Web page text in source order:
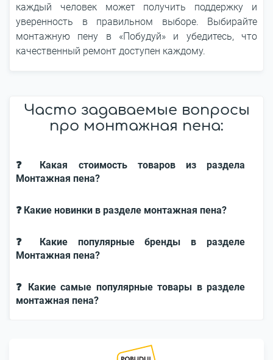
каждый человек может получить поддержку и
уверенность в правильном выборе. Выбирайте
монтажную пену в «Побудуй» и убедитесь, что
качественный ремонт доступен каждому.
Часто задаваемые вопросы
про монтажная пена:
❓ Какая стоимость товаров из раздела
Монтажная пена?
❓ Какие новинки в разделе монтажная пена?
❓ Какие популярные бренды в разделе
Монтажная пена?
❓ Какие самые популярные товары в разделе
монтажная пена?